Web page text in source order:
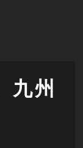
九州